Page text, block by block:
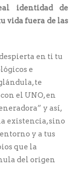
identidad de
vida fuera de las
en ti tu
e
te
el UNO, en
y así,
existencia, sino
y a tus
que la
del origen